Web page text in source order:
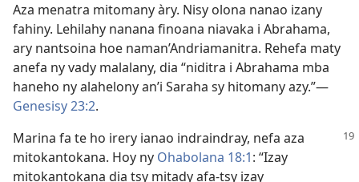
Aza menatra mitomany àry. Nisy olona nanao izany
fahiny. Lehilahy nanana finoana niavaka i Abrahama,
ary nantsoina hoe naman’Andriamanitra. Rehefa maty
anefa ny vady malalany, dia “niditra i Abrahama mba
haneho ny alahelony an’i Saraha sy hitomany azy.”—
Genesisy 23:2.
Marina fa te ho irery ianao indraindray, nefa aza
mitokantokana. Hoy ny Ohabolana 18:1: “Izay
mitokantokana dia tsy mitady afa-tsy izay